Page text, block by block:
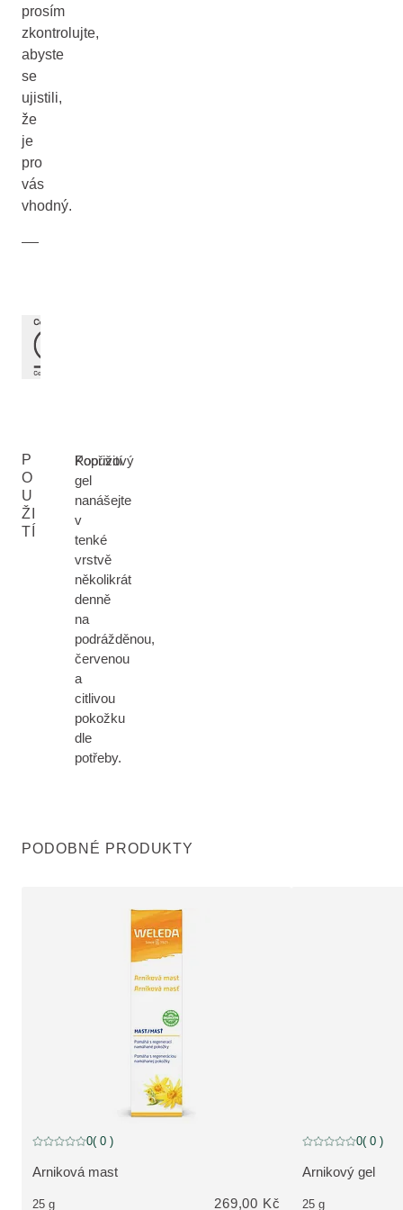
prosím
zkontrolujte,
abyste
se
ujistili,
že
je
pro
vás
vhodný.
P
O
U
ŽI
TÍ
Pooužití
Kopřivový
gel
nanášejte
v
tenké
vrstvě
několikrát
denně
na
podrážděnou,
červenou
a
citlivou
pokožku
dle
potřeby.
PODOBNÉ PRODUKTY
ZOBRAZIT PRODUKT:
Arniková mast
Aktuální hodnocení: 0 z 5 hvězdiček hodnoceno 0 zákazníky
0( 0 )
25 g 269,00 Kč
Vyprodáno
ZOBRAZIT
Arnikový gel
Aktuální 0( 0 )
25 g